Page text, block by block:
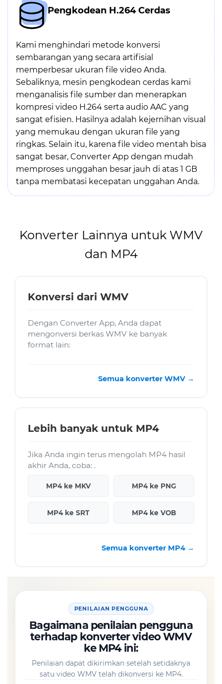
Pengkodean H.264 Cerdas
Kami menghindari metode konversi
sembarangan yang secara artifisial
memperbesar ukuran file video Anda.
Sebaliknya, mesin pengkodean cerdas kami
menganalisis file sumber dan menerapkan
kompresi video H.264 serta audio AAC yang
sangat efisien. Hasilnya adalah kejernihan visual
yang memukau dengan ukuran file yang
ringkas. Selain itu, karena file video mentah bisa
sangat besar, Converter App dengan mudah
memproses unggahan besar jauh di atas 1 GB
tanpa membatasi kecepatan unggahan Anda.
Konverter Lainnya untuk WMV
dan MP4
Konversi dari WMV
Dengan Converter App, Anda dapat
mengonversi berkas WMV ke banyak
format lain:
Semua konverter WMV →
Lebih banyak untuk MP4
Jika Anda ingin terus mengolah MP4 hasil
akhir Anda, coba: .
MP4 ke MKV MP4 ke PNG
MP4 ke SRT MP4 ke VOB
Semua konverter MP4 →
PENILAIAN PENGGUNA
Bagaimana penilaian pengguna
terhadap konverter video WMV
ke MP4 ini:
Penilaian dapat dikirimkan setelah setidaknya
satu video WMV telah dikonversi ke MP4.